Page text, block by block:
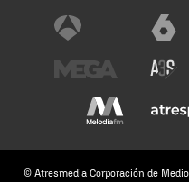
© Atresmedia Corporación de